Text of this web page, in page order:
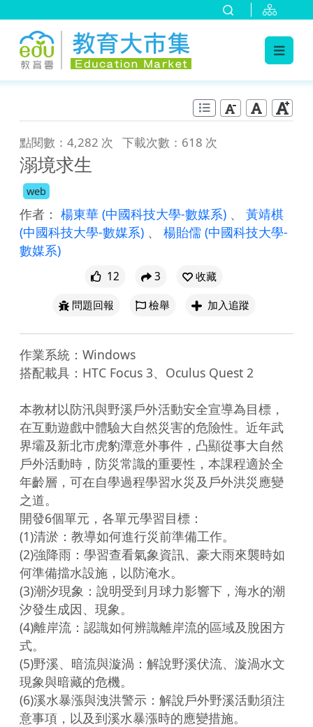
點閱數：4,282 次 下載次數：618 次
溺境求生
web
作者： 楊東華 (中國科技大學-數媒系) 、 黃靖棋
(中國科技大學-數媒系) 、 楊貽儒 (中國科技大學-
數媒系)
12 3
收藏
問題回報
檢舉 加入追蹤
作業系統：Windows
搭配載具：HTC Focus 3、Oculus Quest 2
本教材以防汛與野溪戶外活動安全宣導為目標，
在互動遊戲中體驗大自然災害的危險性。近年武
界壩及新北市虎豹潭意外事件，凸顯從事大自然
戶外活動時，防災常識的重要性，本課程適於全
年齡層，可在自學過程學習水災及戶外洪災應變
之道。
開發6個單元，各單元學習目標：
(1)清淤：教導如何進行災前準備工作。
(2)強降雨：學習查看氣象資訊、豪大雨來襲時如
何準備擋水設施，以防淹水。
(3)潮汐現象：說明受到月球力影響下，海水的潮
汐發生成因、現象。
(4)離岸流：認識如何辨識離岸流的區域及脫困方
式。
(5)野溪、暗流與漩渦：解說野溪伏流、漩渦水文
現象與暗藏的危機。
(6)溪水暴漲與洩洪警示：解說戶外野溪活動須注
意事項，以及到溪水暴漲時的應變措施。